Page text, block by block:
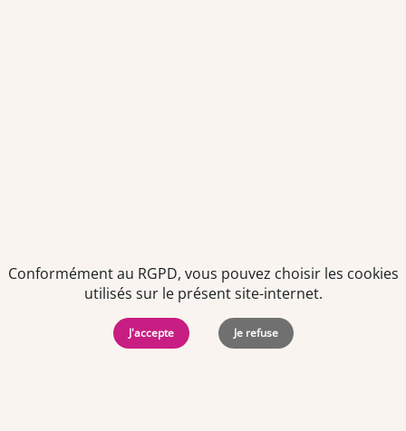
personnelles
réservés.
Conformément au RGPD, vous pouvez choisir les cookies
utilisés sur le présent site-internet.
J'accepte Je refuse